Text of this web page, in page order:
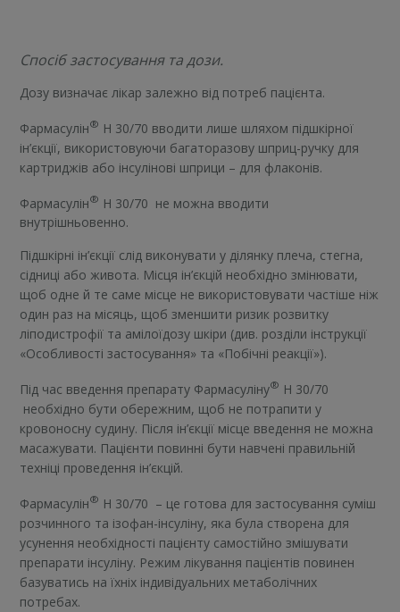
Спосіб застосування та дози.
Дозу визначає лікар залежно від потреб пацієнта.
Фармасулін® H 30/70 вводити лише шляхом підшкірної
ін’єкції, використовуючи багаторазову шприц-ручку для
картриджів або інсулінові шприци – для флаконів.
Фармасулін® H 30/70 не можна вводити
внутрішньовенно.
Підшкірні ін’єкції слід виконувати у ділянку плеча, стегна,
сідниці або живота. Місця ін’єкцій необхідно змінювати,
щоб одне й те саме місце не використовувати частіше ніж
один раз на місяць, щоб зменшити ризик розвитку
ліподистрофії та амілоїдозу шкіри (див. розділи інструкції
«Особливості застосування» та «Побічні реакції»).
Під час введення препарату Фармасуліну® H 30/70
необхідно бути обережним, щоб не потрапити у
кровоносну судину. Після ін’єкції місце введення не можна
масажувати. Пацієнти повинні бути навчені правильній
техніці проведення ін’єкцій.
Фармасулін® H 30/70 – це готова для застосування суміш
розчинного та ізофан-інсуліну, яка була створена для
усунення необхідності пацієнту самостійно змішувати
препарати інсуліну. Режим лікування пацієнтів повинен
базуватись на їхніх індивідуальних метаболічних
потребах.